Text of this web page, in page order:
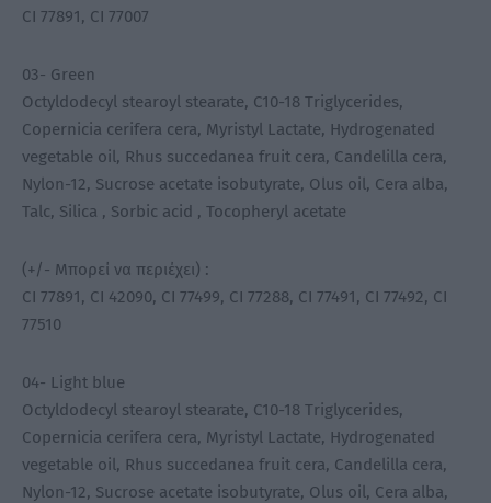
CI 77891, CI 77007
03- Green
Octyldodecyl stearoyl stearate, C10-18 Triglycerides,
Copernicia cerifera cera, Myristyl Lactate, Hydrogenated
vegetable oil, Rhus succedanea fruit cera, Candelilla cera,
Nylon-12, Sucrose acetate isobutyrate, Olus oil, Cera alba,
Talc, Silica , Sorbic acid , Tocopheryl acetate
(+/- Μπορεί να περιέχει) :
CI 77891, CI 42090, CI 77499, CI 77288, CI 77491, CI 77492, CI
77510
04- Light blue
Octyldodecyl stearoyl stearate, C10-18 Triglycerides,
Copernicia cerifera cera, Myristyl Lactate, Hydrogenated
vegetable oil, Rhus succedanea fruit cera, Candelilla cera,
Nylon-12, Sucrose acetate isobutyrate, Olus oil, Cera alba,